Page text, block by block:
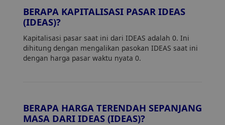
BERAPA KAPITALISASI PASAR IDEAS
(IDEAS)?
Kapitalisasi pasar saat ini dari IDEAS adalah 0. Ini
dihitung dengan mengalikan pasokan IDEAS saat ini
dengan harga pasar waktu nyata 0.
BERAPA HARGA TERENDAH SEPANJANG
MASA DARI IDEAS (IDEAS)?